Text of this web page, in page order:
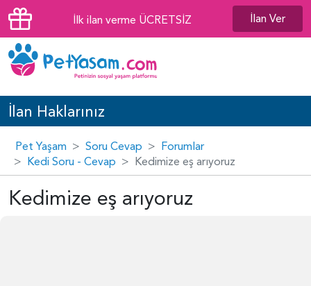
İlk ilan verme ÜCRETSİZ İlan Ver
İlan Haklarınız
Pet Yaşam Soru Cevap
Forumlar
Kedi Soru - Cevap
Kedimize eş arıyoruz
Kedimize eş arıyoruz